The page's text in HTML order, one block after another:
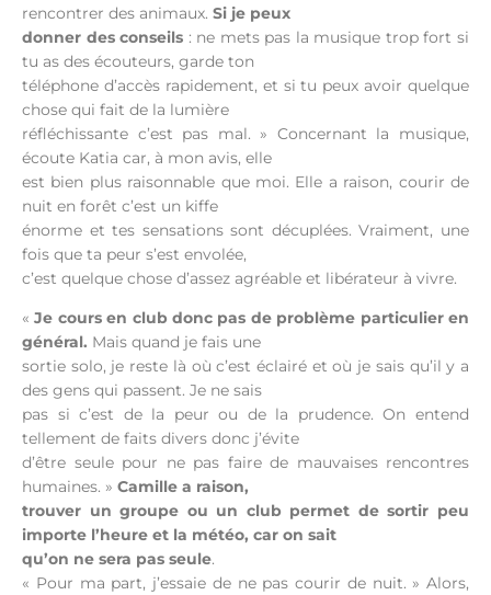
rencontrer des animaux. Si je peux
donner des conseils : ne mets pas la musique trop fort si
tu as des écouteurs, garde ton
téléphone d’accès rapidement, et si tu peux avoir quelque
chose qui fait de la lumière
réfléchissante c’est pas mal. » Concernant la musique,
écoute Katia car, à mon avis, elle
est bien plus raisonnable que moi. Elle a raison, courir de
nuit en forêt c’est un kiffe
énorme et tes sensations sont décuplées. Vraiment, une
fois que ta peur s’est envolée,
c’est quelque chose d’assez agréable et libérateur à vivre.
«Je cours en club donc pas de problème particulier en
général. Mais quand je fais une
sortie solo, je reste là où c’est éclairé et où je sais qu’il y a
des gens qui passent. Je ne sais
pas si c’est de la peur ou de la prudence. On entend
tellement de faits divers donc j’évite
d’être seule pour ne pas faire de mauvaises rencontres
humaines. » Camille a raison,
trouver un groupe ou un club permet de sortir peu
importe l’heure et la météo, car on sait
qu’on ne sera pas seule.
« Pour ma part, j’essaie de ne pas courir de nuit. » Alors,